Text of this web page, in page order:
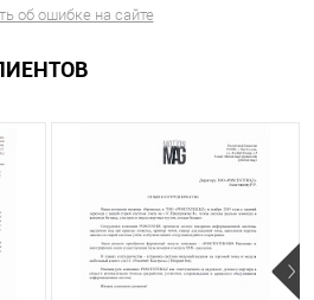
об ошибке на сайте